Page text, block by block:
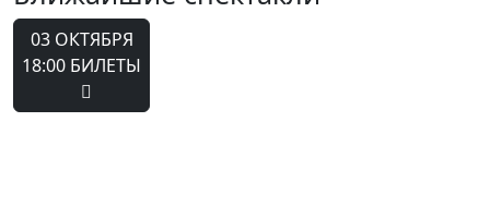
03 ОКТЯБРЯ
18:00 БИЛЕТЫ